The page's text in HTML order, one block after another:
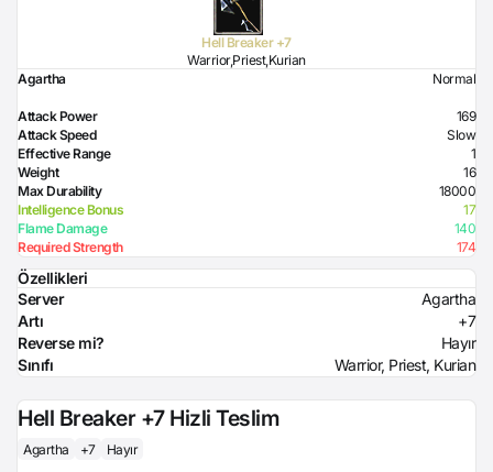
Hell Breaker +7
Warrior,Priest,Kurian
Agartha
Normal
Attack Power
169
Attack Speed
Slow
Effective Range
1
Weight
16
Max Durability
18000
Intelligence Bonus
17
Flame Damage
140
Required Strength
174
Özellikleri
Server
Agartha
Artı
+7
Reverse mi?
Hayır
Sınıfı
Warrior, Priest, Kurian
Hell Breaker +7 Hizli Teslim
Agartha +7 Hayır